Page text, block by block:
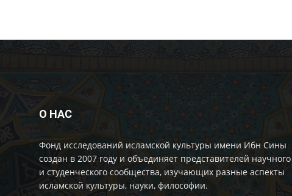
О НАС
Фонд исследований исламской культуры имени Ибн Сины
создан в 2007 году и объединяет представителей научного
и студенческого сообщества, изучающих разные аспекты
исламской культуры, науки, философии.